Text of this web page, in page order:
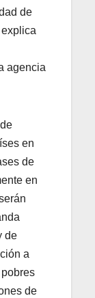
de
agencia
en
de
en
de
a
de